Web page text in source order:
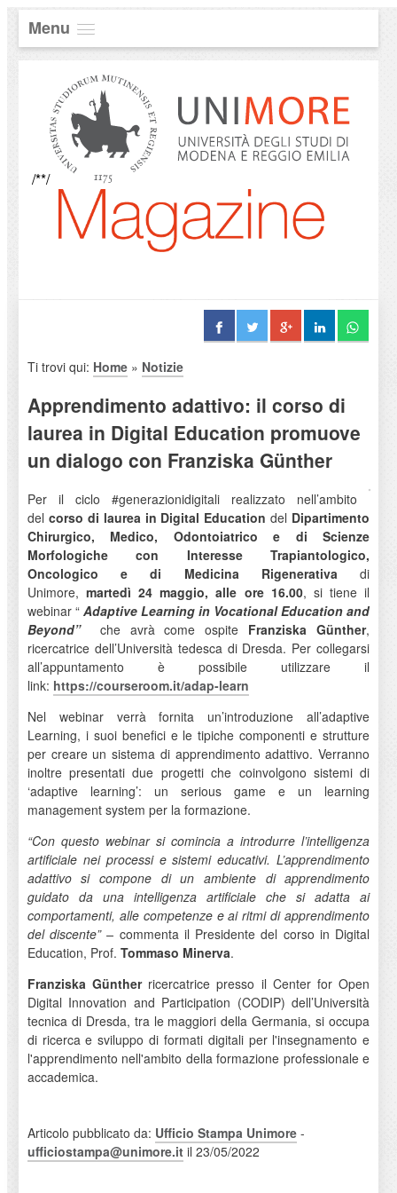
Menu
/**/
Ti trovi qui: Home» Notizie
Apprendimento adattivo: il corso di
laurea in Digital Education promuove
un dialogo con Franziska Günther
Per il ciclo #generazionidigitali realizzato nell’ambito
del corso di laurea in Digital Education del Dipartimento
Chirurgico, Medico, Odontoiatrico e di Scienze
Morfologiche con Interesse Trapiantologico,
Oncologico e di Medicina Rigenerativa di
Unimore, martedì 24 maggio, alle ore 16.00, si tiene il
webinar “ Adaptive Learning in Vocational Education and
Beyond”
che avrà come ospite Franziska Günther,
ricercatrice dell’Università tedesca di Dresda. Per collegarsi
all’appuntamento è possibile utilizzare il
link: https://courseroom.it/adap-learn
Nel webinar verrà fornita un’introduzione all’adaptive
Learning, i suoi benefici e le tipiche componenti e strutture
per creare un sistema di apprendimento adattivo. Verranno
inoltre presentati due progetti che coinvolgono sistemi di
‘adaptive learning’: un serious game e un learning
management system per la formazione.
“Con questo webinar si comincia a introdurre l’intelligenza
artificiale nei processi e sistemi educativi. L’apprendimento
adattivo si compone di un ambiente di apprendimento
guidato da una intelligenza artificiale che si adatta ai
comportamenti, alle competenze e ai ritmi di apprendimento
del discente” – commenta il Presidente del corso in Digital
Education, Prof. Tommaso Minerva.
Franziska Güntherricercatrice presso il Center for Open
Digital Innovation and Participation (CODIP) dell’Università
tecnica di Dresda, tra le maggiori della Germania, si occupa
di ricerca e sviluppo di formati digitali per l'insegnamento e
l'apprendimento nell'ambito della formazione professionale e
accademica.
Articolo pubblicato da: Ufficio Stampa Unimore-
ufficiostampa@unimore.itil 23/05/2022